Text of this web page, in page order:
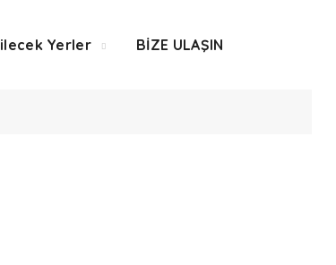
Yerler BİZE ULAŞIN